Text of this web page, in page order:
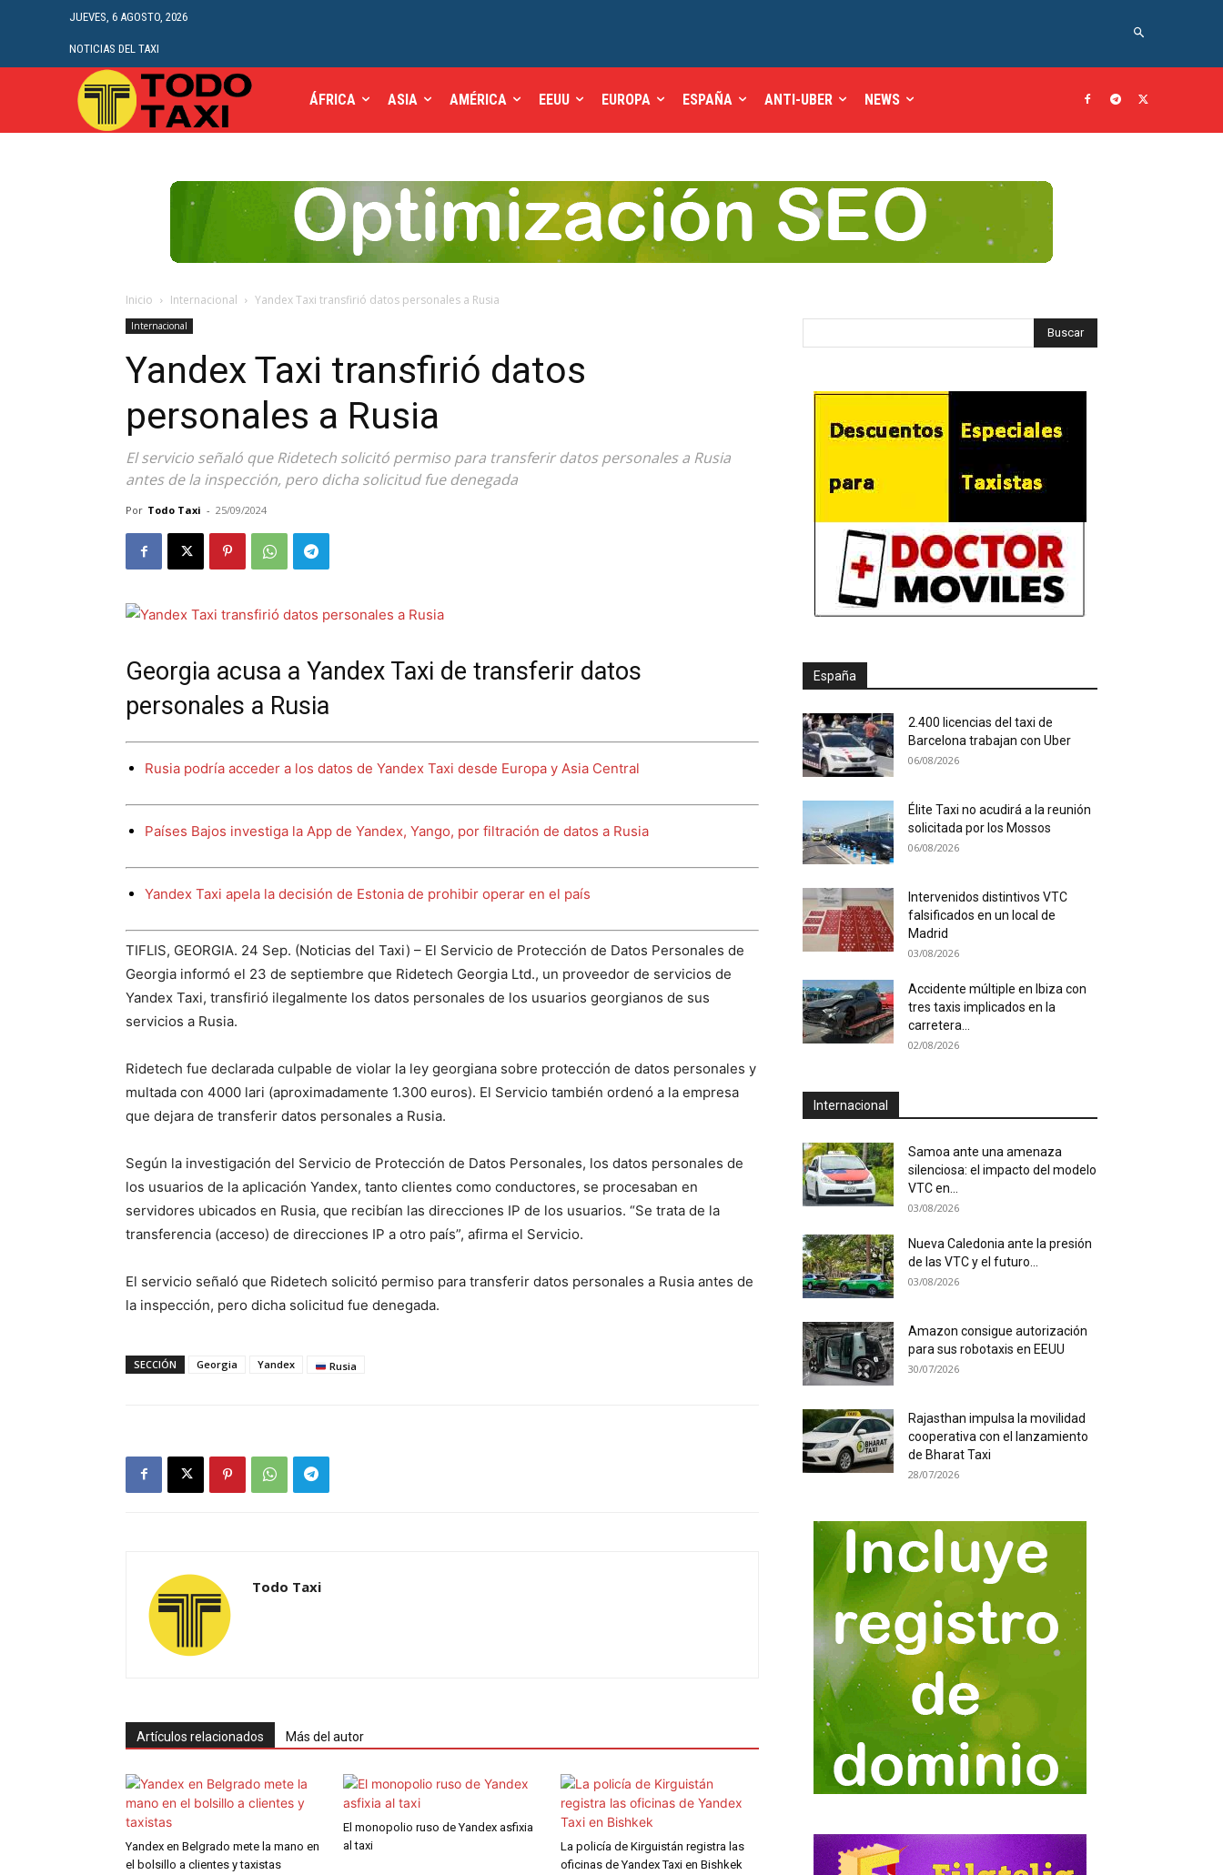
JUEVES, 6 AGOSTO, 2026
NOTICIAS DEL TAXI
ÁFRICA ASIA AMÉRICA EEUU EUROPA ESPAÑA ANTI-UBER NEWS
Inicio Internacional Yandex Taxi transfirió datos personales a Rusia
Internacional
Yandex Taxi transfirió datos
personales a Rusia
El servicio señaló que Ridetech solicitó permiso para transferir datos personales a Rusia
antes de la inspección, pero dicha solicitud fue denegada
Por Todo Taxi - 25/09/2024
Georgia acusa a Yandex Taxi de transferir datos
personales a Rusia
Rusia podría acceder a los datos de Yandex Taxi desde Europa y Asia Central
Países Bajos investiga la App de Yandex, Yango, por filtración de datos a Rusia
Yandex Taxi apela la decisión de Estonia de prohibir operar en el país
TIFLIS, GEORGIA. 24 Sep. (Noticias del Taxi) – El Servicio de Protección de Datos Personales de
Georgia informó el 23 de septiembre que Ridetech Georgia Ltd., un proveedor de servicios de
Yandex Taxi, transfirió ilegalmente los datos personales de los usuarios georgianos de sus
servicios a Rusia.
Ridetech fue declarada culpable de violar la ley georgiana sobre protección de datos personales y
multada con 4000 lari (aproximadamente 1.300 euros). El Servicio también ordenó a la empresa
que dejara de transferir datos personales a Rusia.
Según la investigación del Servicio de Protección de Datos Personales, los datos personales de
los usuarios de la aplicación Yandex, tanto clientes como conductores, se procesaban en
servidores ubicados en Rusia, que recibían las direcciones IP de los usuarios. “Se trata de la
transferencia (acceso) de direcciones IP a otro país”, afirma el Servicio.
El servicio señaló que Ridetech solicitó permiso para transferir datos personales a Rusia antes de
la inspección, pero dicha solicitud fue denegada.
SECCIÓN Georgia Yandex Rusia
Todo Taxi
Artículos relacionados Más del autor
Yandex en Belgrado mete la mano en
el bolsillo a clientes y taxistas
El monopolio ruso de Yandex asfixia
al taxi
La policía de Kirguistán registra las
oficinas de Yandex Taxi en Bishkek
España
2.400 licencias del taxi de
Barcelona trabajan con Uber
06/08/2026
Élite Taxi no acudirá a la reunión
solicitada por los Mossos
06/08/2026
Intervenidos distintivos VTC
falsificados en un local de
Madrid
03/08/2026
Accidente múltiple en Ibiza con
tres taxis implicados en la
carretera...
02/08/2026
Internacional
Samoa ante una amenaza
silenciosa: el impacto del modelo
VTC en...
03/08/2026
Nueva Caledonia ante la presión
de las VTC y el futuro...
03/08/2026
Amazon consigue autorización
para sus robotaxis en EEUU
30/07/2026
Rajasthan impulsa la movilidad
cooperativa con el lanzamiento
de Bharat Taxi
28/07/2026